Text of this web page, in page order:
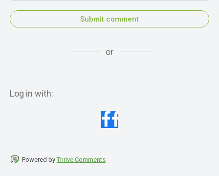
Submit comment
or
Log in with:
Powered byThrive Comments